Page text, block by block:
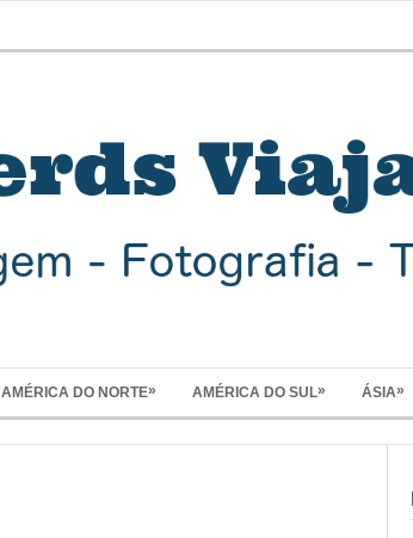
AMÉRICA DO NORTE» AMÉRICA DO SUL» ÁSIA»